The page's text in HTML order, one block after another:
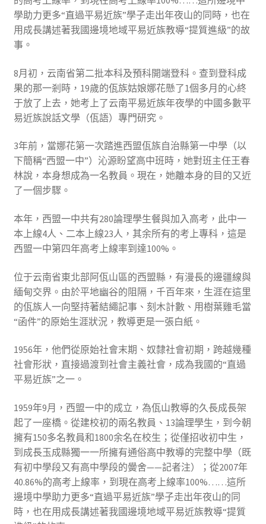
學助力更多“直過平易近族”學子走出年夜山的同時，也在
用成長講述著我國邊境地域平易近族教導“提質進級”的故
事。
8月初，云南省第二批本科及預科開端登科。查到登科成
果的那一剎時，19歲的佤族姑娘娜花懸了1個多月的心終
于放了上去，她考上了云南平易近族年夜學的中國多數平
易近族說話文學（佤語）專門研究。
3年前，當娜花第一次踏進西盟佤族自治縣第一中學（以
下簡稱“西盟一中”）沁源盼望高中班時，她對班主任王春
林說，本身想成為一名教員。現在，她離本身的目的又近
了一個步驟。
本年，西盟一中共有280論理學生餐與加入高考，此中一
本上線4人、二本上線23人，其余所有的考上專科，這是
西盟一中第四年高考上線率到達100%。
位于云南省東北部阿佤山區的西盟縣，有漫長的邊疆線與
緬甸交界。由於平地幽谷的阻隔，千百年來，生涯在這里
的佤族人一向堅持著結繩記事、刻木計數、用樹葉雞毛當
“函件”的原始生涯狀況，教導更是一張白紙。
1956年，他們從原始社會末期、奴隸社會初期，跨越幾種
社會形狀，直接過渡到社會主義社會，成為我國的“直過
平易近族”之一。
1959年9月，西盟一中的成立，為佤山教導的久長成長架
起了一座橋。從建校初的兩名教員、13論理學生，到今朝
擁有150多名教員和1800余名在校生；從僅招收初中生，
到成長玉成縣獨一一所擁有通俗高中教導的完整中學（既
有初中學段又有高中學段的黌舍——記者注）；從2007年
40.86%的高考上線率，到現在高考上線率100%……這所
邊境中學助力更多“直過平易近族”學子走出年夜山的同
時，也在用成長講述著我國邊境地域平易近族教導“提質